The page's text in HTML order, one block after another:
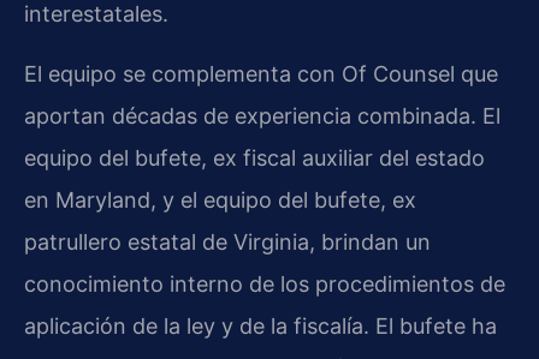
interestatales.
El equipo se complementa con Of Counsel que
aportan décadas de experiencia combinada. El
equipo del bufete, ex fiscal auxiliar del estado
en Maryland, y el equipo del bufete, ex
patrullero estatal de Virginia, brindan un
conocimiento interno de los procedimientos de
aplicación de la ley y de la fiscalía. El bufete ha